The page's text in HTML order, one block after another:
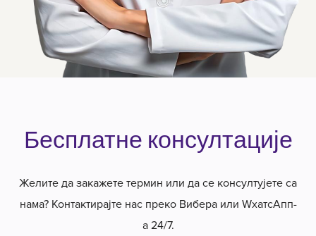
Бесплатне консултације
Желите да закажете термин или да се консултујете са
нама? Контактирајте нас преко Вибера или WхатсАпп-
а 24/7.